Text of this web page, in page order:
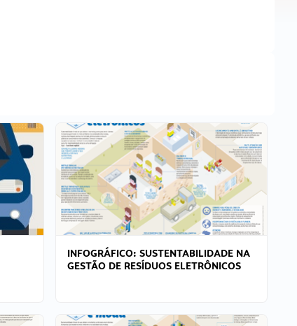
INFOGRÁFICO: SUSTENTABILIDADE NA
GESTÃO DE RESÍDUOS ELETRÔNICOS